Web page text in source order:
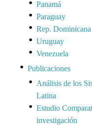
Panamá
Paraguay
Rep. Dominicana
Uruguay
Venezuela
Publicaciones
Análisis de los
Latina
Estudio
investigación